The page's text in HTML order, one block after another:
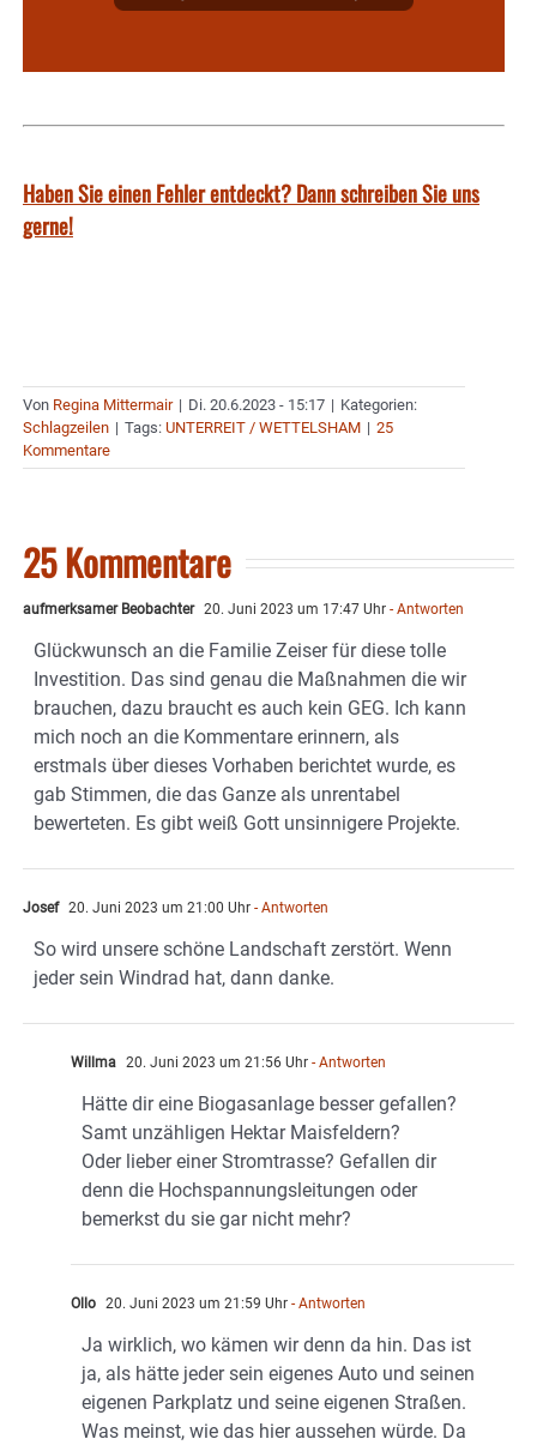
Haben Sie einen Fehler entdeckt? Dann schreiben Sie uns
gerne!
Von Regina Mittermair | Di. 20.6.2023 - 15:17 | Kategorien:
Schlagzeilen | Tags: UNTERREIT / WETTELSHAM | 25
Kommentare
25 Kommentare
aufmerksamer Beobachter 20. Juni 2023 um 17:47 Uhr - Antworten
Glückwunsch an die Familie Zeiser für diese tolle
Investition. Das sind genau die Maßnahmen die wir
brauchen, dazu braucht es auch kein GEG. Ich kann
mich noch an die Kommentare erinnern, als
erstmals über dieses Vorhaben berichtet wurde, es
gab Stimmen, die das Ganze als unrentabel
bewerteten. Es gibt weiß Gott unsinnigere Projekte.
Josef 20. Juni 2023 um 21:00 Uhr - Antworten
So wird unsere schöne Landschaft zerstört. Wenn
jeder sein Windrad hat, dann danke.
Willma 20. Juni 2023 um 21:56 Uhr - Antworten
Hätte dir eine Biogasanlage besser gefallen?
Samt unzähligen Hektar Maisfeldern?
Oder lieber einer Stromtrasse? Gefallen dir
denn die Hochspannungsleitungen oder
bemerkst du sie gar nicht mehr?
Ollo 20. Juni 2023 um 21:59 Uhr - Antworten
Ja wirklich, wo kämen wir denn da hin. Das ist
ja, als hätte jeder sein eigenes Auto und seinen
eigenen Parkplatz und seine eigenen Straßen.
Was meinst, wie das hier aussehen würde. Da